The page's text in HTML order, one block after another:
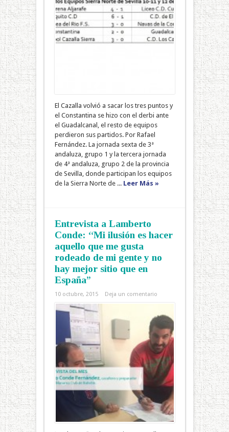
El Cazalla volvió a sacar los tres puntos y
el Constantina se hizo con el derbi ante
el Guadalcanal, el resto de equipos
perdieron sus partidos. Por Rafael
Fernández. La jornada sexta de 3ª
andaluza, grupo 1 y la tercera jornada
de 4ª andaluza, grupo 2 de la provincia
de Sevilla, donde participan los equipos
de la Sierra Norte de ... Leer Más »
Entrevista a Lamberto
Conde: “Mi ilusión es hacer
aquello que me gusta
rodeado de mi gente y no
hay mejor sitio que en
España”
10 octubre, 2015 Deja un comentario